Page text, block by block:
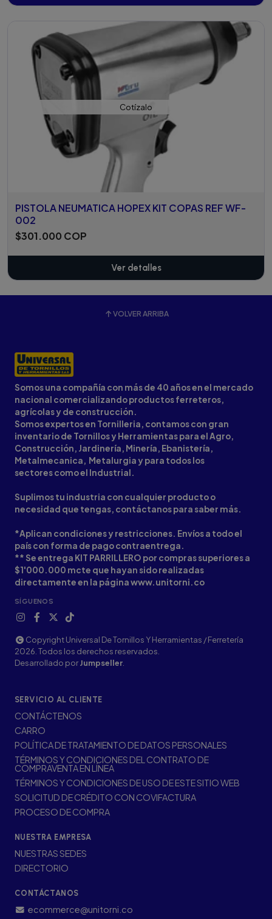
Cotízalo
PISTOLA NEUMATICA HOPEX KIT COPAS REF WF-
002
$301.000 COP
Ver detalles
VOLVER ARRIBA
Somos una compañía con más de 40 años en el mercado
nacional comercializando productos ferreteros,
agrícolas y de construcción.
Somos expertos en Tornilleria, contamos con gran
inventario de Tornillos y Herramientas para el Agro,
Construcción, Jardinería, Minería, Ebanistería,
Metalmecanica, Metalurgia y para todos los
sectores como el Industrial.
Suplimos tu industria con cualquier producto o
necesidad que tengas, contáctanos para saber más.
*Aplican condiciones y restricciones. Envíos a todo el
país con forma de pago contraentrega.
** Se entrega KIT PARRILLERO por compras superiores a
$1'000.000 mcte que hayan sido realizadas
directamente en la página www.unitorni.co
SÍGUENOS
Copyright Universal De Tornillos Y Herramientas / Ferretería
2026. Todos los derechos reservados.
Desarrollado porJumpseller.
SERVICIO AL CLIENTE
CONTÁCTENOS
CARRO
POLÍTICA DE TRATAMIENTO DE DATOS PERSONALES
TÉRMINOS Y CONDICIONES DEL CONTRATO DE
COMPRAVENTA EN LÍNEA
TÉRMINOS Y CONDICIONES DE USO DE ESTE SITIO WEB
SOLICITUD DE CRÉDITO CON COVIFACTURA
PROCESO DE COMPRA
NUESTRA EMPRESA
NUESTRAS SEDES
DIRECTORIO
CONTÁCTANOS
ecommerce@unitorni.co